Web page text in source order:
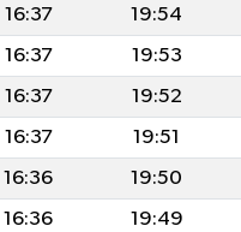
16:37 19:54
16:37 19:53
16:37 19:52
16:37 19:51
16:36 19:50
16:36 19:49